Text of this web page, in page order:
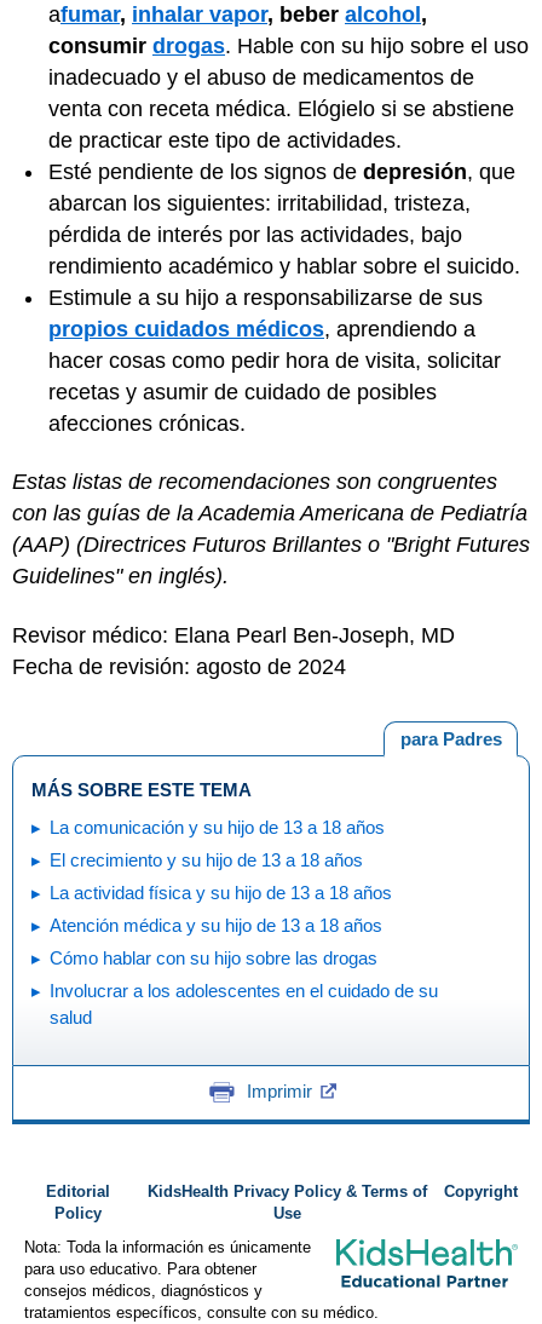
afumar, inhalar vapor, beber alcohol,
consumir drogas. Hable con su hijo sobre el uso
inadecuado y el abuso de medicamentos de
venta con receta médica. Elógielo si se abstiene
de practicar este tipo de actividades.
Esté pendiente de los signos de depresión, que
abarcan los siguientes: irritabilidad, tristeza,
pérdida de interés por las actividades, bajo
rendimiento académico y hablar sobre el suicido.
Estimule a su hijo a responsabilizarse de sus
propios cuidados médicos, aprendiendo a
hacer cosas como pedir hora de visita, solicitar
recetas y asumir de cuidado de posibles
afecciones crónicas.
Estas listas de recomendaciones son congruentes
con las guías de la Academia Americana de Pediatría
(AAP) (Directrices Futuros Brillantes o "Bright Futures
Guidelines" en inglés).
Revisor médico: Elana Pearl Ben-Joseph, MD
Fecha de revisión: agosto de 2024
para Padres
MÁS SOBRE ESTE TEMA
La comunicación y su hijo de 13 a 18 años
El crecimiento y su hijo de 13 a 18 años
La actividad física y su hijo de 13 a 18 años
Atención médica y su hijo de 13 a 18 años
Cómo hablar con su hijo sobre las drogas
Involucrar a los adolescentes en el cuidado de su
salud
Imprimir
Editorial
Policy
KidsHealth Privacy Policy & Terms of
Use
Copyright
Nota: Toda la información es únicamente
para uso educativo. Para obtener
consejos médicos, diagnósticos y
tratamientos específicos, consulte con su médico.